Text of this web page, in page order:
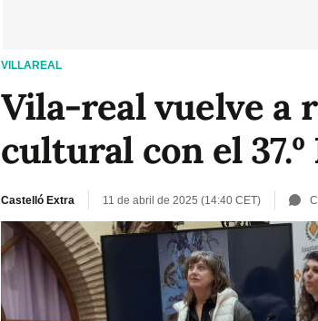
VILLAREAL
Vila-real vuelve a
cultural con el
Castelló Extra 11 de abril de 2025 (14:40 CET)